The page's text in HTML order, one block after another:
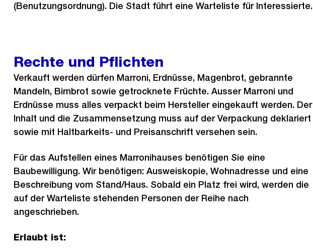
(Benutzungsordnung). Die Stadt führt eine Warteliste für Interessierte.
Rechte und Pflichten
Verkauft werden dürfen Marroni, Erdnüsse, Magenbrot, gebrannte
Mandeln, Birnbrot sowie getrocknete Früchte. Ausser Marroni und
Erdnüsse muss alles verpackt beim Hersteller eingekauft werden. Der
Inhalt und die Zusammensetzung muss auf der Verpackung deklariert
sowie mit Haltbarkeits- und Preisanschrift versehen sein.
Für das Aufstellen eines Marronihauses benötigen Sie eine
Baubewilligung. Wir benötigen: Ausweiskopie, Wohnadresse und eine
Beschreibung vom Stand/Haus. Sobald ein Platz frei wird, werden die
auf der Warteliste stehenden Personen der Reihe nach
angeschrieben.
Erlaubt ist: